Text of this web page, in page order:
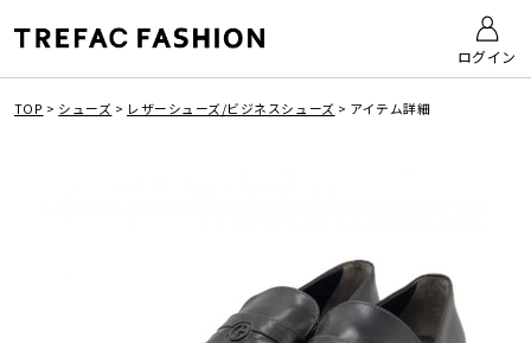
ログイン
TOP > シューズ > レザーシューズ/ビジネスシューズ > アイテム詳細